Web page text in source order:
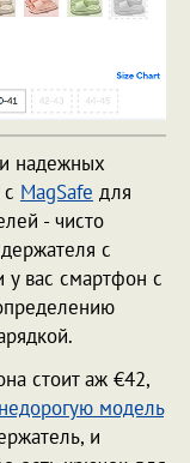
надежных
MagSafe для
- чисто
с
у вас смартфон с
стоит аж €42,
недорогую модель
и